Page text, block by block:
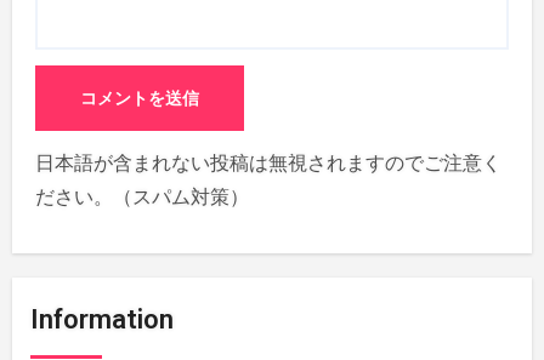
日本語が含まれない投稿は無視されますのでご注意く
ださい。（スパム対策）
Information